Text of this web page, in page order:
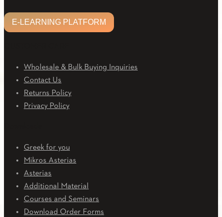
E-LEARNING PLATFORM
Wholesale & Bulk Buying Inquiries
Contact Us
Returns Policy
Privacy Policy
Greek for you
Mikros Asterias
Asterias
Additional Material
Courses and Seminars
Download Order Forms